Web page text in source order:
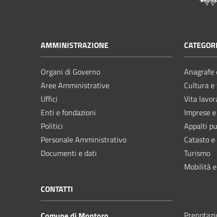
AMMINISTRAZIONE
Organi di Governo
Aree Amministrative
Uffici
Enti e fondazioni
Politici
Personale Amministrativo
Documenti e dati
Cultura
Vita
Imprese
Appalti
Catasto
Turismo
Mobilità
CONTATTI